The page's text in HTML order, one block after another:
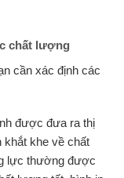
chất lượng
cần xác định các
được đưa ra thị
khắt khe về chất
lực thường được